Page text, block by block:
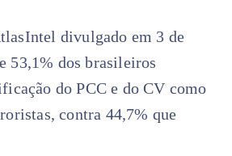
divulgado em 3 de
53,1% dos brasileiros
do PCC e do CV como
contra 44,7% que